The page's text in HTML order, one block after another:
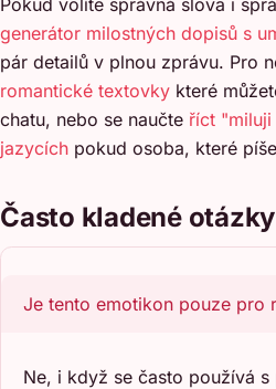
generátor milostných dopisů s
pár detailů v plnou zprávu. Pro
romantické textovky které
chatu, nebo se naučte říct
jazycích pokud osoba, které
Často kladené otázky
Je tento emotikon pouze pro
Ne, i když se často používá